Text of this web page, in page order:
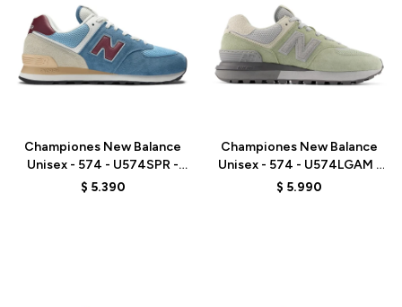
Championes New Balance
Unisex - 574 - U574SPR -
ELD
$ 5.390
Championes New Balance
Unisex - 574 - U574LGAM -
OLIVE
$ 5.990